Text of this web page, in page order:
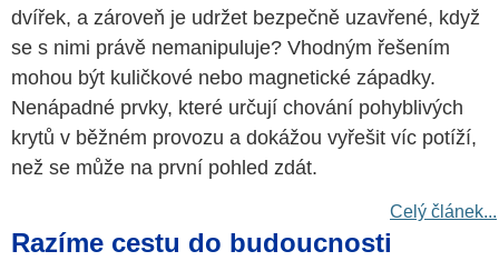
dvířek, a zároveň je udržet bezpečně uzavřené, když
se s nimi právě nemanipuluje? Vhodným řešením
mohou být kuličkové nebo magnetické západky.
Nenápadné prvky, které určují chování pohyblivých
krytů v běžném provozu a dokážou vyřešit víc potíží,
než se může na první pohled zdát.
Celý článek...
Razíme cestu do budoucnosti